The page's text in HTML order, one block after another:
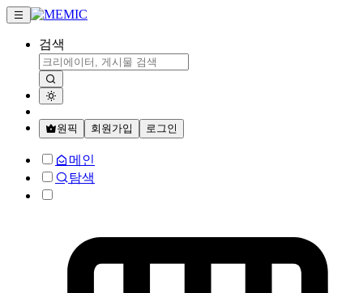
검색
원픽 회원가입 로그인
메인
탐색